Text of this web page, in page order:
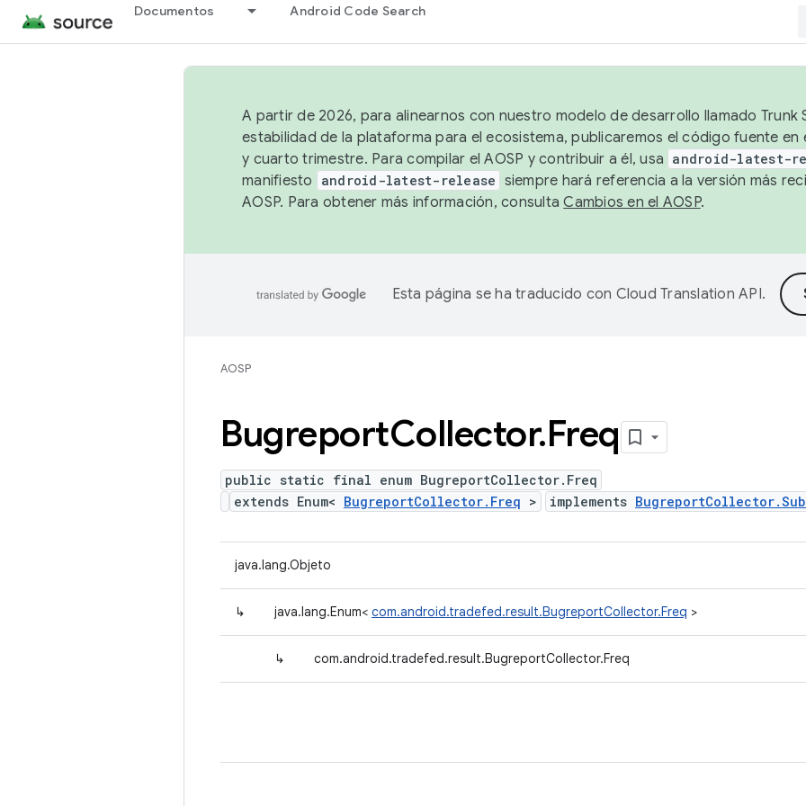
Documentos Android Code Search
A partir de 2026, para alinearnos con nuestro modelo de desarrollo llamado Trunk
estabilidad de la plataforma para el ecosistema, publicaremos el código fuente en
y cuarto trimestre. Para compilar el AOSP y contribuir a él, usa android-latest-
manifiesto
android-latest-release siempre hará referencia a la versión más
AOSP. Para obtener más información, consultaCambios en el AOSP.
Esta página se ha traducido con Cloud Translation API.
AOSP
BugreportCollector.Freq
public static final enum BugreportCollector.Freq
extends Enum< BugreportCollector.Freq > implements
java.lang.Objeto
↳ java.lang.Enum< com.android.tradefed.result.BugreportCollector.Freq >
↳ com.android.tradefed.result.BugreportCollector.Freq